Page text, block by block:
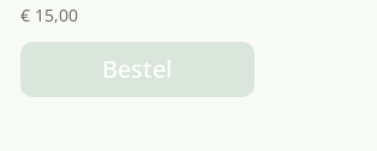
€15,00
Bestel